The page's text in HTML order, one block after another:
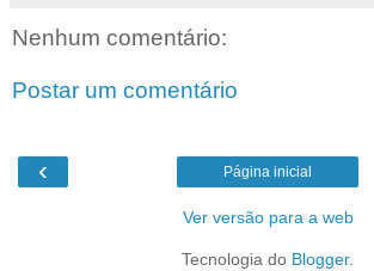
Nenhum comentário:
Postar um comentário
‹ Página inicial
Ver versão para a web
Tecnologia do Blogger.